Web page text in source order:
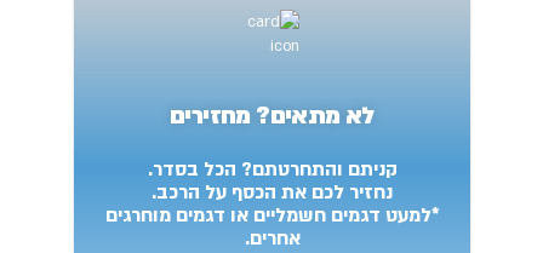
לא מתאים? מחזירים
קניתם והתחרטתם? הכל בסדר.
נחזיר לכם את הכסף על הרכב.
*למעט דגמים חשמליים או דגמים מוחרגים
אחרים.